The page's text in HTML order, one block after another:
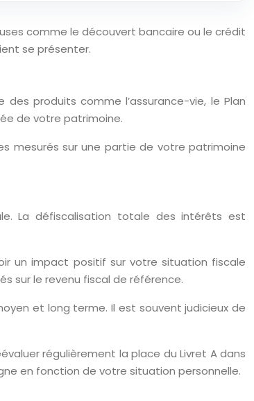
comme le découvert bancaire ou le crédit
se présenter.
produits comme l’assurance-vie, le Plan
de votre patrimoine.
mesurés sur une partie de votre patrimoine
La défiscalisation totale des intérêts est
un impact positif sur votre situation fiscale
sur le revenu fiscal de référence.
et long terme. Il est souvent judicieux de
régulièrement la place du Livret A dans
en fonction de votre situation personnelle.